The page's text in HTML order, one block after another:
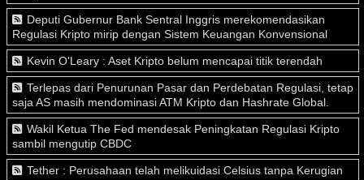
Deputi Gubernur Bank Sentral Inggris merekomendasikan
Regulasi Kripto mirip dengan Sistem Keuangan Konvensional
Kevin O'Leary : Aset Kripto belum mencapai titik terendah
Terlepas dari Penurunan Pasar dan Perdebatan Regulasi, tetap
saja AS masih mendominasi ATM Kripto dan Hashrate Global.
Wakil Ketua The Fed mendesak Peningkatan Regulasi Kripto
sambil mengutip CBDC
Tether : Perusahaan telah melikuidasi Celsius tanpa Kerugian